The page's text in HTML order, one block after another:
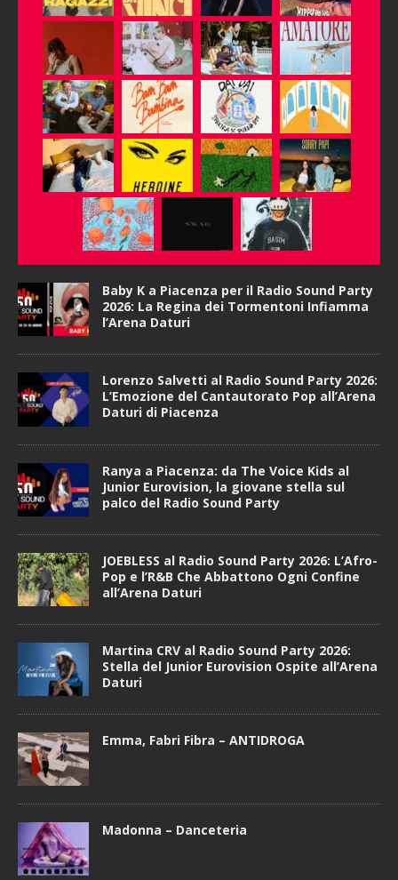
Baby K a Piacenza per il Radio Sound Party
2026: La Regina dei Tormentoni Infiamma
l’Arena Daturi
Lorenzo Salvetti al Radio Sound Party 2026:
L’Emozione del Cantautorato Pop all’Arena
Daturi di Piacenza
Ranya a Piacenza: da The Voice Kids al
Junior Eurovision, la giovane stella sul
palco del Radio Sound Party
JOEBLESS al Radio Sound Party 2026: L’Afro-
Pop e l’R&B Che Abbattono Ogni Confine
all’Arena Daturi
Martina CRV al Radio Sound Party 2026:
Stella del Junior Eurovision Ospite all’Arena
Daturi
Emma, Fabri Fibra – ANTIDROGA
Madonna – Danceteria